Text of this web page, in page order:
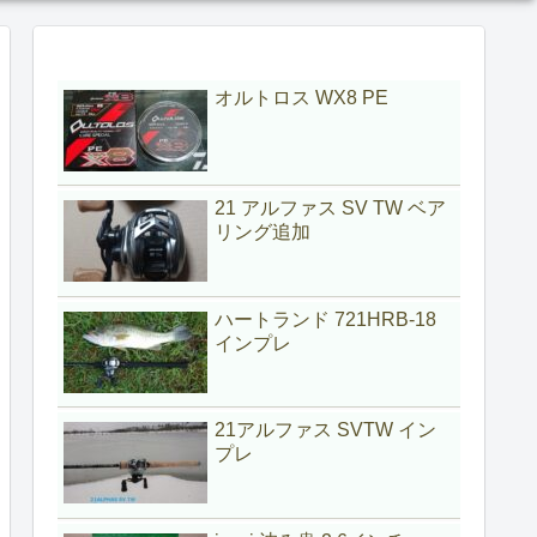
オルトロス WX8 PE
21 アルファス SV TW ベア
リング追加
ハートランド 721HRB-18
インプレ
21アルファス SVTW イン
プレ